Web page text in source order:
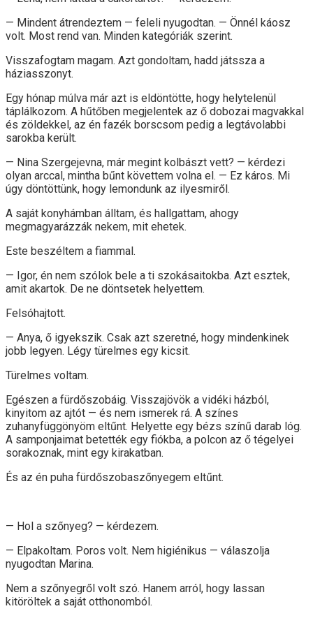
— Mindent átrendeztem — feleli nyugodtan. — Önnél káosz
volt. Most rend van. Minden kategóriák szerint.
Visszafogtam magam. Azt gondoltam, hadd játssza a
háziasszonyt.
Egy hónap múlva már azt is eldöntötte, hogy helytelenül
táplálkozom. A hűtőben megjelentek az ő dobozai magvakkal
és zöldekkel, az én fazék borscsom pedig a legtávolabbi
sarokba került.
— Nina Szergejevna, már megint kolbászt vett? — kérdezi
olyan arccal, mintha bűnt követtem volna el. — Ez káros. Mi
úgy döntöttünk, hogy lemondunk az ilyesmiről.
A saját konyhámban álltam, és hallgattam, ahogy
megmagyarázzák nekem, mit ehetek.
Este beszéltem a fiammal.
— Igor, én nem szólok bele a ti szokásaitokba. Azt esztek,
amit akartok. De ne döntsetek helyettem.
Felsóhajtott.
— Anya, ő igyekszik. Csak azt szeretné, hogy mindenkinek
jobb legyen. Légy türelmes egy kicsit.
Türelmes voltam.
Egészen a fürdőszobáig. Visszajövök a vidéki házból,
kinyitom az ajtót — és nem ismerek rá. A színes
zuhanyfüggönyöm eltűnt. Helyette egy bézs színű darab lóg.
A samponjaimat betették egy fiókba, a polcon az ő tégelyei
sorakoznak, mint egy kirakatban.
És az én puha fürdőszobaszőnyegem eltűnt.
— Hol a szőnyeg? — kérdezem.
— Elpakoltam. Poros volt. Nem higiénikus — válaszolja
nyugodtan Marina.
Nem a szőnyegről volt szó. Hanem arról, hogy lassan
kitöröltek a saját otthonomból.